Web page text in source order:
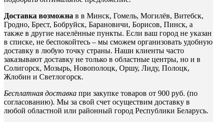
Доставка возможна в в Минск, Гомель, Могилёв, Витебск,
Гродно, Брест, Бобруйск, Барановичи, Борисов, Пинск, а
также в другие населённые пункты. Если ваш город не указан
в списке, не беспокойтесь – мы сможем организовать удобную
доставку в любую точку страны. Наши клиенты часто
заказывают доставку не только в областные центры, но и в
Солигорск, Мозырь, Новополоцк, Оршу, Лиду, Полоцк,
Жлобин и Светлогорск.
Бесплатная доставка при закупке товаров от 900 руб. (по
согласованию). Мы за свой счет осуществим доставку в
любой областной или районный город Республики Беларусь.